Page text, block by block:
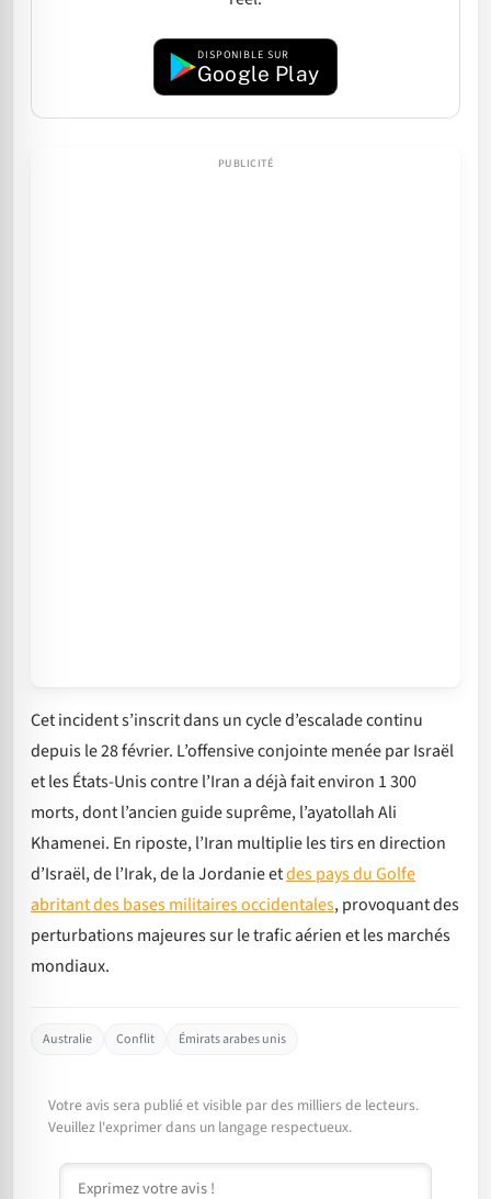
DISPONIBLE SUR
Google Play
Cet incident s’inscrit dans un cycle d’escalade continu
depuis le 28 février. L’offensive conjointe menée par Israël
et les États-Unis contre l’Iran a déjà fait environ 1 300
morts, dont l’ancien guide suprême, l’ayatollah Ali
Khamenei. En riposte, l’Iran multiplie les tirs en direction
d’Israël, de l’Irak, de la Jordanie etdes pays du Golfe
abritant des bases militaires occidentales, provoquant des
perturbations majeures sur le trafic aérien et les marchés
mondiaux.
Australie Conflit Émirats arabes unis
Votre avis sera publié et visible par des milliers de lecteurs.
Veuillez l'exprimer dans un langage respectueux.
Commentaire